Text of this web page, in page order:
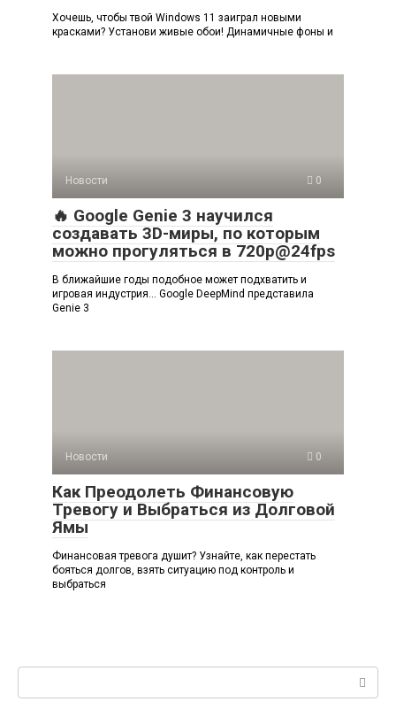
Хочешь, чтобы твой Windows 11 заиграл новыми
красками? Установи живые обои! Динамичные фоны и
Новости 0
🔥 Google Genie 3 научился
создавать 3D-миры, по которым
можно прогуляться в 720p@24fps
В ближайшие годы подобное может подхватить и
игровая индустрия… Google DeepMind представила
Genie 3
Новости 0
Как Преодолеть Финансовую
Тревогу и Выбраться из Долговой
Ямы
Финансовая тревога душит? Узнайте, как перестать
бояться долгов, взять ситуацию под контроль и
выбраться